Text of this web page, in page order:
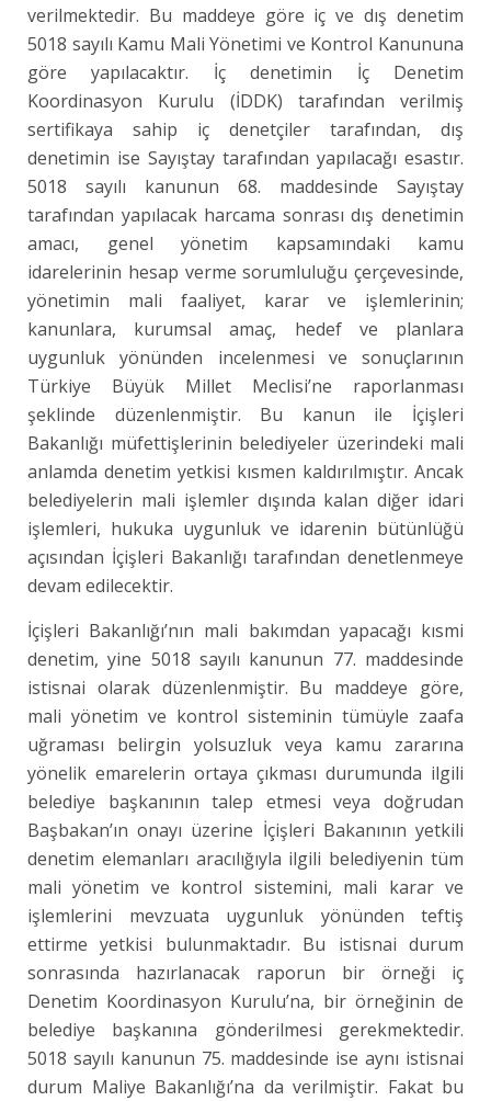
verilmektedir. Bu maddeye göre iç ve dış denetim
5018 sayılı Kamu Mali Yönetimi ve Kontrol Kanununa
göre yapılacaktır. İç denetimin İç Denetim
Koordinasyon Kurulu (İDDK) tarafından verilmiş
sertifikaya sahip iç denetçiler tarafından, dış
denetimin ise Sayıştay tarafından yapılacağı esastır.
5018 sayılı kanunun 68. maddesinde Sayıştay
tarafından yapılacak harcama sonrası dış denetimin
amacı, genel yönetim kapsamındaki kamu
idarelerinin hesap verme sorumluluğu çerçevesinde,
yönetimin mali faaliyet, karar ve işlemlerinin;
kanunlara, kurumsal amaç, hedef ve planlara
uygunluk yönünden incelenmesi ve sonuçlarının
Türkiye Büyük Millet Meclisi’ne raporlanması
şeklinde düzenlenmiştir. Bu kanun ile İçişleri
Bakanlığı müfettişlerinin belediyeler üzerindeki mali
anlamda denetim yetkisi kısmen kaldırılmıştır. Ancak
belediyelerin mali işlemler dışında kalan diğer idari
işlemleri, hukuka uygunluk ve idarenin bütünlüğü
açısından İçişleri Bakanlığı tarafından denetlenmeye
devam edilecektir.
İçişleri Bakanlığı’nın mali bakımdan yapacağı kısmi
denetim, yine 5018 sayılı kanunun 77. maddesinde
istisnai olarak düzenlenmiştir. Bu maddeye göre,
mali yönetim ve kontrol sisteminin tümüyle zaafa
uğraması belirgin yolsuzluk veya kamu zararına
yönelik emarelerin ortaya çıkması durumunda ilgili
belediye başkanının talep etmesi veya doğrudan
Başbakan’ın onayı üzerine İçişleri Bakanının yetkili
denetim elemanları aracılığıyla ilgili belediyenin tüm
mali yönetim ve kontrol sistemini, mali karar ve
işlemlerini mevzuata uygunluk yönünden teftiş
ettirme yetkisi bulunmaktadır. Bu istisnai durum
sonrasında hazırlanacak raporun bir örneği iç
Denetim Koordinasyon Kurulu’na, bir örneğinin de
belediye başkanına gönderilmesi gerekmektedir.
5018 sayılı kanunun 75. maddesinde ise aynı istisnai
durum Maliye Bakanlığı’na da verilmiştir. Fakat bu